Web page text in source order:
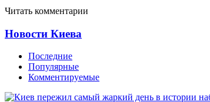
Читать комментарии
Новости Киева
Последние
Популярные
Комментируемые